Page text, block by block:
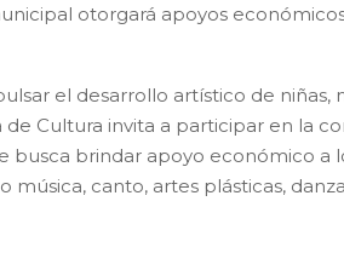
otorgará apoyos
el desarrollo artístico de niñas,
Cultura invita a participar en la
busca brindar apoyo económico a
música, canto, artes plásticas,